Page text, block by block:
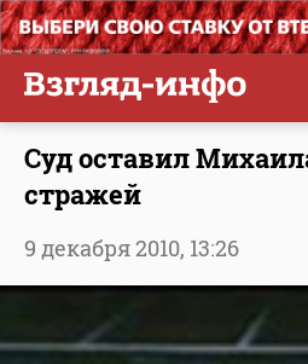
Суд оставил
стражей
9 декабря 2010, 13:26